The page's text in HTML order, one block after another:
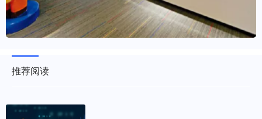
推荐阅读